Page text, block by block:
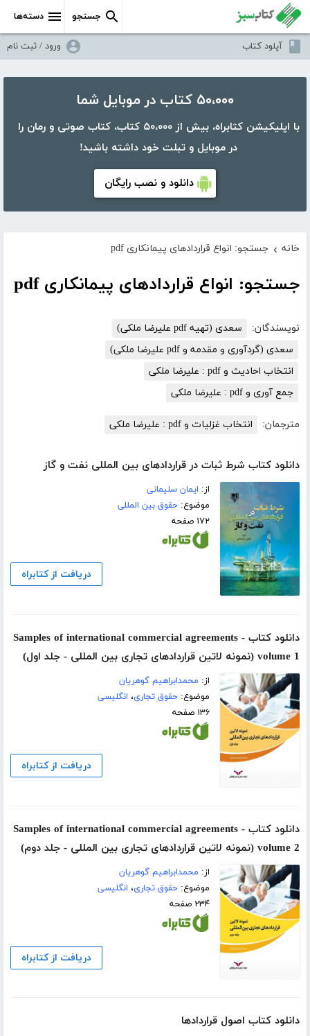
دسته‌ها جستجو
آپلود کتاب ورود / ثبت نام
۵۰،۰۰۰ کتاب در موبایل شما
با اپلیکیشن کتابراه، بیش از ۵۰،۰۰۰ کتاب، کتاب صوتی و رمان را
در موبایل و تبلت خود داشته باشید!
دانلود و نصب رایگان
خانه › جستجو: انواع قراردادهای پیمانکاری pdf
جستجو: انواع قراردادهای پیمانکاری pdf
نویسندگان:
سعدی (تهیه pdf علیرضا ملکی)
سعدی (گردآوری و مقدمه و pdf علیرضا ملکی)
انتخاب احادیث و pdf : علیرضا ملکی
جمع آوری و pdf : علیرضا ملکی
مترجمان: انتخاب غزلیات و pdf : علیرضا ملکی
دانلود کتاب شرط ثبات در قراردادهای بین المللی نفت و گاز
از: ایمان سلیمانی
موضوع:حقوق بین المللی
۱۷۲ صفحه
دریافت از کتابراه
دانلود کتاب Samples of international commercial agreements -
volume 1 (نمونه لاتین قراردادهای تجاری بین المللی - جلد اول)
از: محمدابراهیم گوهریان
موضوع:حقوق تجاری، انگلیسی
۱۳۶ صفحه
دریافت از کتابراه
دانلود کتاب Samples of international commercial agreements -
volume 2 (نمونه لاتین قراردادهای تجاری بین المللی - جلد دوم)
از: محمدابراهیم گوهریان
موضوع:حقوق تجاری، انگلیسی
۲۳۴ صفحه
دریافت از کتابراه
دانلود کتاب اصول قراردادها